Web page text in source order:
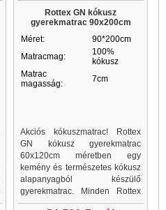
Rottex GN kókusz
gyerekmatrac 90x200cm
Méret:
90*200cm
Matracmag:
100%
kókusz
Matrac
magasság:
7cm
Akciós kókuszmatrac! Rottex
GN kókusz gyerekmatrac
60x120cm méretben egy
kemény és természetes kókusz
alapanyagból készülő
gyerekmatrac. Minden Rottex
kókuszmatrac, gyerekmatrac és